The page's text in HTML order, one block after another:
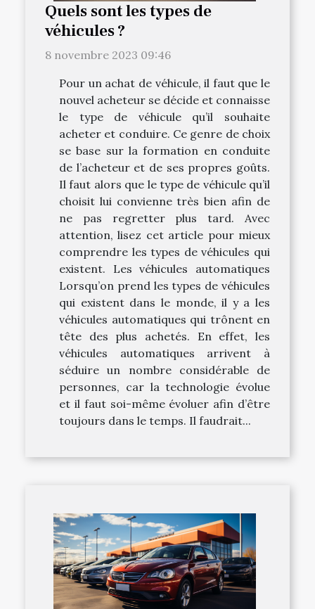
Quels sont les types de
véhicules ?
8 novembre 2023 09:46
Pour un achat de véhicule, il faut que le
nouvel acheteur se décide et connaisse
le type de véhicule qu’il souhaite
acheter et conduire. Ce genre de choix
se base sur la formation en conduite
de l’acheteur et de ses propres goûts.
Il faut alors que le type de véhicule qu’il
choisit lui convienne très bien afin de
ne pas regretter plus tard. Avec
attention, lisez cet article pour mieux
comprendre les types de véhicules qui
existent. Les véhicules automatiques
Lorsqu’on prend les types de véhicules
qui existent dans le monde, il y a les
véhicules automatiques qui trônent en
tête des plus achetés. En effet, les
véhicules automatiques arrivent à
séduire un nombre considérable de
personnes, car la technologie évolue
et il faut soi-même évoluer afin d’être
toujours dans le temps. Il faudrait...